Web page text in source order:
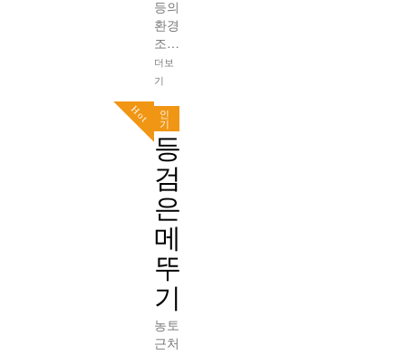
등의
환경
조…
더보
기
Hot
인
기
등
검
은
메
뚜
기
농토
근처